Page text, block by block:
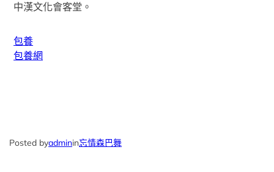
中漢文化會客堂。
包養
包養網
Posted byadminin忘情森巴舞